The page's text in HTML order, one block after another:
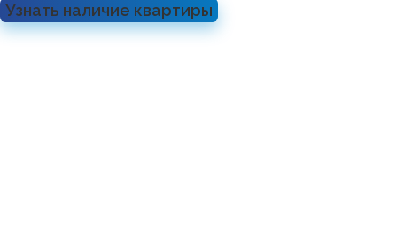
Узнать наличие квартиры